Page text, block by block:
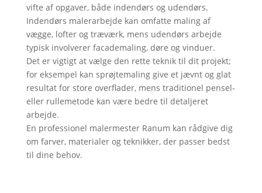
vifte af opgaver, både indendørs og udendørs.
Indendørs malerarbejde kan omfatte maling af
vægge, lofter og træværk, mens udendørs arbejde
typisk involverer facademaling, døre og vinduer.
Det er vigtigt at vælge den rette teknik til dit projekt;
for eksempel kan sprøjtemaling give et jævnt og glat
resultat for store overflader, mens traditionel pensel-
eller rullemetode kan være bedre til detaljeret
arbejde.
En professionel malermester Ranum kan rådgive dig
om farver, materialer og teknikker, der passer bedst
til dine behov.